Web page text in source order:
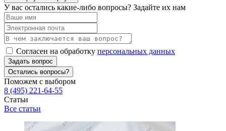
У вас остались какие-либо вопросы? Задайте их нам
Согласен на обработку персональных данных
Задать вопрос
Остались вопросы?
Поможем с выбором
8 (495) 221-64-55
Статьи
Все статьи